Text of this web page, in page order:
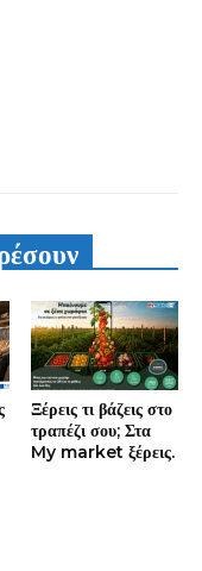
Ξέρεις τι βάζεις στο
τραπέζι σου; Στα
My market ξέρεις.